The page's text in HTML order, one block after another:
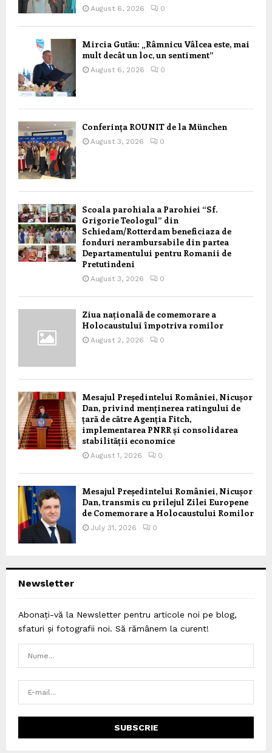
August 6, 2026 0
Mircia Gutău: „Râmnicu Vâlcea este, mai
mult decât un loc, un sentiment”
August 6, 2026 0
Conferința ROUNIT de la München
August 3, 2026 0
Scoala parohiala a Parohiei “Sf.
Grigorie Teologul” din
Schiedam/Rotterdam beneficiaza de
fonduri nerambursabile din partea
Departamentului pentru Romanii de
Pretutindeni
August 3, 2026 0
Ziua națională de comemorare a
Holocaustului împotriva romilor
August 2, 2026 0
Mesajul Președintelui României, Nicușor
Dan, privind menținerea ratingului de
țară de către Agenția Fitch,
implementarea PNRR și consolidarea
stabilității economice
August 1, 2026 0
Mesajul Președintelui României, Nicușor
Dan, transmis cu prilejul Zilei Europene
de Comemorare a Holocaustului Romilor
July 31, 2026 0
Newsletter
Abonați-vă la Newsletter pentru articole noi pe blog,
sfaturi și fotografii noi. Să rămânem la curent!